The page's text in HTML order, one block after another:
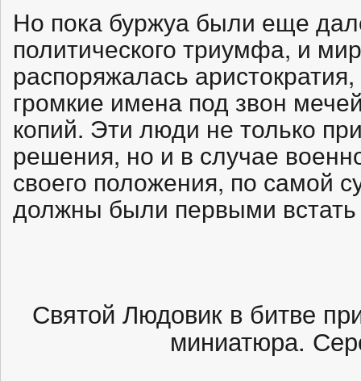
Но пока буржуа были еще
политического триумфа, и
распоряжалась
громкие имена под звон
копий. Эти люди не только
решения, но и в случае
своего положения, по самой
должны были первыми
Святой Людовик в битве
миниатюра.